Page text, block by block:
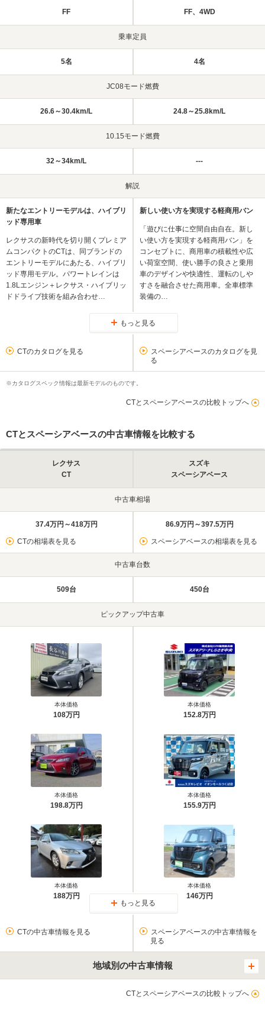
FF FF、4WD
乗車定員
5名 4名
JC08モード燃費
26.6～30.4km/L 24.8～25.8km/L
10.15モード燃費
32～34km/L ---
解説
新たなエントリーモデルは、ハイブリ
ッド専用車
レクサスの新時代を切り開くプレミア
ムコンパクトのCTは、同ブランドの
エントリーモデルにあたる、ハイブリ
ッド専用モデル。パワートレインは
1.8Lエンジン＋レクサス・ハイブリッ
ドドライブ技術を組み合わせ…
新しい使い方を実現する軽商用バン
「遊びに仕事に空間自由自在。新し
い使い方を実現する軽商用バン」を
コンセプトに、商用車の積載性や広
い荷室空間、使い勝手の良さと乗用
車のデザインや快適性、運転のしや
すさを融合させた商用車。全車標準
装備の…
もっと見る
CTのカタログを見る
スペーシアベースのカタログを見
る
※カタログスペック情報は最新モデルのものです。
CTとスペーシアベースの比較トップへ
CTとスペーシアベースの中古車情報を比較する
レクサス
CT
スズキ
スペーシアベース
中古車相場
37.4万円～418万円
CTの相場表を見る
86.9万円～397.5万円
スペーシアベースの相場表を見る
中古車台数
509台 450台
ピックアップ中古車
本体価格
108万円
本体価格
198.8万円
本体価格
188万円
本体価格
152.8万円
本体価格
155.9万円
本体価格
146万円
もっと見る
CTの中古車情報を見る
スペーシアベースの中古車情報を
見る
地域別の中古車情報
CTとスペーシアベースの比較トップへ